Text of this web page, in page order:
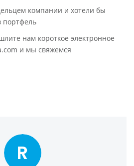
компании и хотели бы
портфель
нам короткое электронное
и мы свяжемся
R